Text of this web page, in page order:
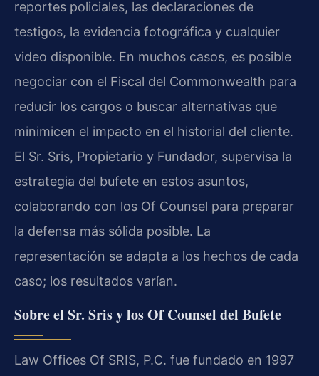
reportes policiales, las declaraciones de
testigos, la evidencia fotográfica y cualquier
video disponible. En muchos casos, es posible
negociar con el Fiscal del Commonwealth para
reducir los cargos o buscar alternativas que
minimicen el impacto en el historial del cliente.
El Sr. Sris, Propietario y Fundador, supervisa la
estrategia del bufete en estos asuntos,
colaborando con los Of Counsel para preparar
la defensa más sólida posible. La
representación se adapta a los hechos de cada
caso; los resultados varían.
Sobre el Sr. Sris y los Of Counsel del Bufete
Law Offices Of SRIS, P.C. fue fundado en 1997